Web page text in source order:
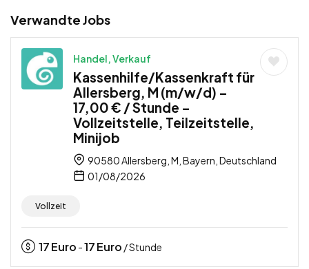
Verwandte Jobs
Handel, Verkauf
Kassenhilfe/Kassenkraft für
Allersberg, M (m/w/d) –
17,00 € / Stunde –
Vollzeitstelle, Teilzeitstelle,
Minijob
90580 Allersberg, M, Bayern, Deutschland
01/08/2026
Vollzeit
17Euro -17Euro / Stunde